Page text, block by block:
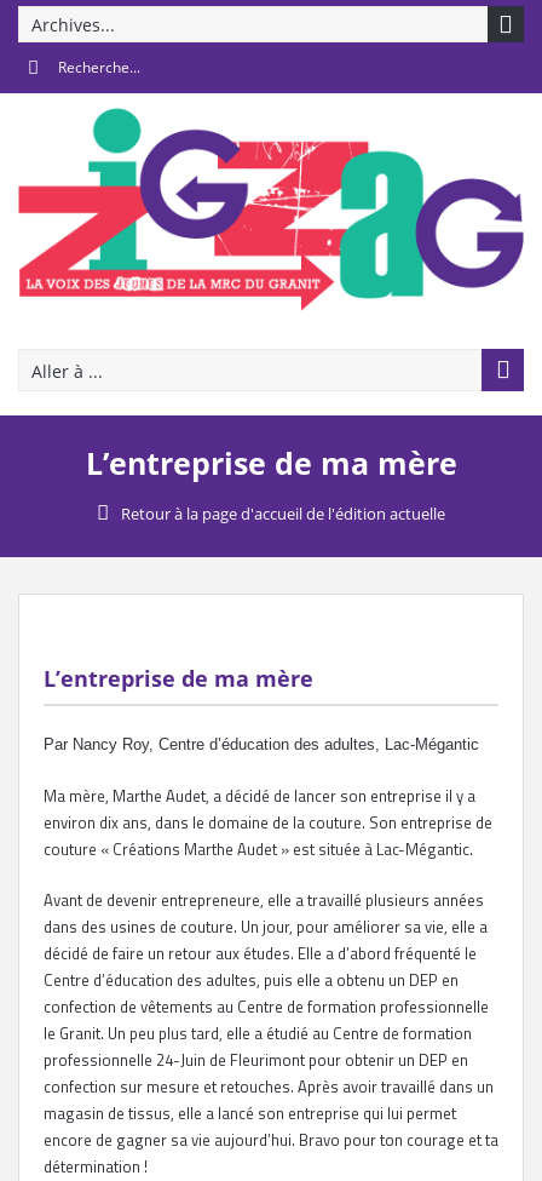
Archives...
Aller à ...
L’entreprise de ma mère
Retour à la page d'accueil de l'édition actuelle
L’entreprise de ma mère
Par Nancy Roy, Centre d’éducation des adultes, Lac-Mégantic
Ma mère, Marthe Audet, a décidé de lancer son entreprise il y a
environ dix ans, dans le domaine de la couture. Son entreprise de
couture « Créations Marthe Audet » est située à Lac-Mégantic.
Avant de devenir entrepreneure, elle a travaillé plusieurs années
dans des usines de couture. Un jour, pour améliorer sa vie, elle a
décidé de faire un retour aux études. Elle a d’abord fréquenté le
Centre d’éducation des adultes, puis elle a obtenu un DEP en
confection de vêtements au Centre de formation professionnelle
le Granit. Un peu plus tard, elle a étudié au Centre de formation
professionnelle 24-Juin de Fleurimont pour obtenir un DEP en
confection sur mesure et retouches. Après avoir travaillé dans un
magasin de tissus, elle a lancé son entreprise qui lui permet
encore de gagner sa vie aujourd’hui. Bravo pour ton courage et ta
détermination !